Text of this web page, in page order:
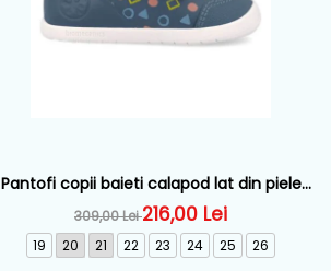
Pantofi copii baieti calapod lat din piele
Biomecanics, Albastru - 262166-A556
309,00 Lei216,00 Lei
19 20 21 22 23 24 25 26